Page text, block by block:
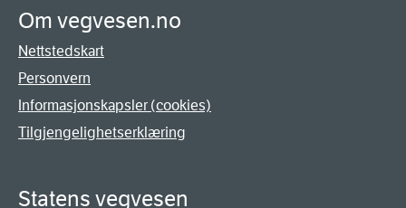
Om vegvesen.no
Nettstedskart
Personvern
Informasjonskapsler (cookies)
Tilgjengelighetserklæring
Statens vegvesen